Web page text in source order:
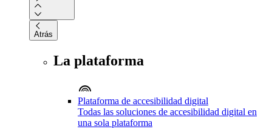
Atrás
La plataforma
Plataforma de accesibilidad digital
Todas las soluciones de accesibilidad digital en
una sola plataforma